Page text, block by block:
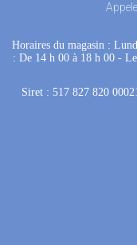
Horaires du magasin :
: De 14 h 00 à 18 h 00 -
Siret : 517 827 820